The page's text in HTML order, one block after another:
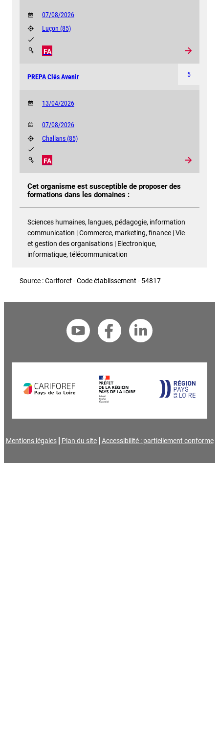
07/08/2026
Luçon (85)
FA
5
PREPA Clés Avenir
13/04/2026
07/08/2026
Challans (85)
FA
Cet organisme est susceptible de proposer des
formations dans les domaines :
Sciences humaines, langues, pédagogie, information
communication | Commerce, marketing, finance | Vie
et gestion des organisations | Electronique,
informatique, télécommunication
Source : Cariforef - Code établissement - 54817
Mentions légales Plan du site Accessibilité : partiellement conforme